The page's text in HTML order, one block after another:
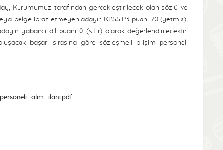
Kurumumuz tarafından gerçekleştirilecek olan sözlü ve
belge ibraz etmeyen adayın KPSS P3 puanı 70 (yetmiş),
yabancı dil puanı 0 (sıfır) olarak değerlendirilecektir.
başarı sırasına göre sözleşmeli bilişim personeli